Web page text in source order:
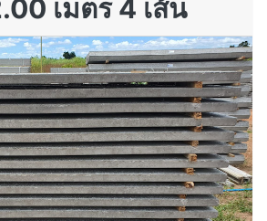
เมตร 4 เส้น